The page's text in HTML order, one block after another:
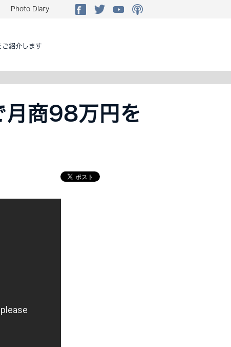
Photo Diary
ご紹介します
月商98万円を